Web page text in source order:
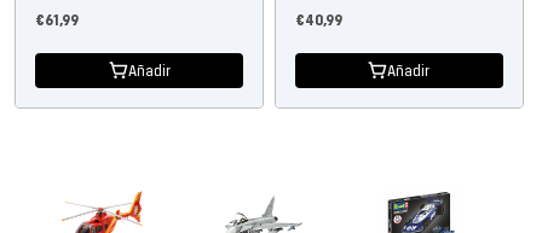
Precio
€61,99
Añadir
Precio
€40,99
Añadir